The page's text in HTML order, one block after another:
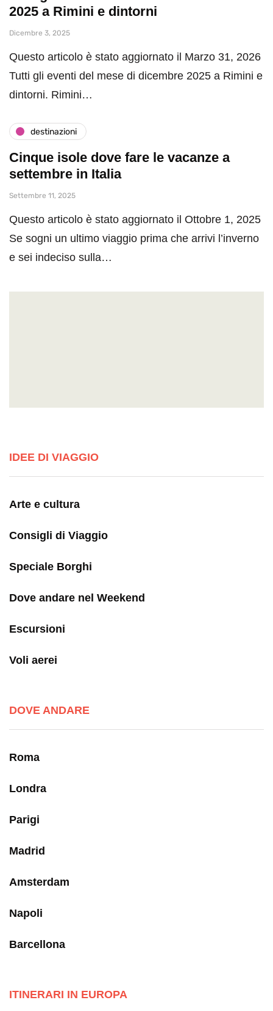
2025 a Rimini e dintorni
Dicembre 3, 2025
Questo articolo è stato aggiornato il Marzo 31, 2026
Tutti gli eventi del mese di dicembre 2025 a Rimini e
dintorni. Rimini…
destinazioni
Cinque isole dove fare le vacanze a
settembre in Italia
Settembre 11, 2025
Questo articolo è stato aggiornato il Ottobre 1, 2025
Se sogni un ultimo viaggio prima che arrivi l’inverno
e sei indeciso sulla…
IDEE DI VIAGGIO
Arte e cultura
Consigli di Viaggio
Speciale Borghi
Dove andare nel Weekend
Escursioni
Voli aerei
DOVE ANDARE
Roma
Londra
Parigi
Madrid
Amsterdam
Napoli
Barcellona
ITINERARI IN EUROPA